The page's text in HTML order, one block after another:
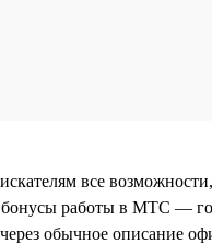
все
работы в МТС —
обычное описание